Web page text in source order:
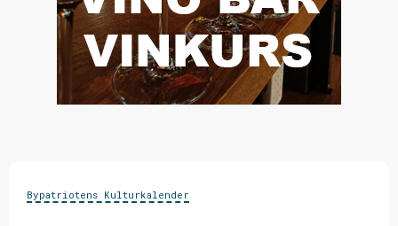
Bypatriotens Kulturkalender